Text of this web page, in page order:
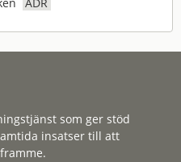
som ger stöd
insatser till att